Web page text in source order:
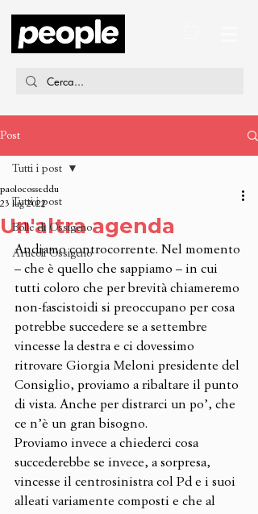
Post
Tutti i post
Bolle di Ossigeno
Articoli Ossigeno
Tutti i post
Un'altra agenda
paolocosseddu
23 lug 2022
Andiamo controcorrente. Nel momento
– che è quello che sappiamo – in cui
tutti coloro che per brevità chiameremo
non-fascistoidi si preoccupano per cosa
potrebbe succedere se a settembre
vincesse la destra e ci dovessimo
ritrovare Giorgia Meloni presidente del
Consiglio, proviamo a ribaltare il punto
di vista. Anche per distrarci un po’, che
ce n’è un gran bisogno.
Proviamo invece a chiederci cosa
succederebbe se invece, a sorpresa,
vincesse il centrosinistra col Pd e i suoi
alleati variamente composti e che al